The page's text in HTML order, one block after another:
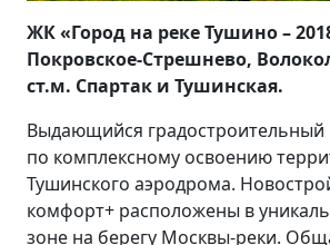
ЖК «Город на реке Тушино –
Покровское-Стрешнево,
ст.м. Спартак и Тушинская.
Выдающийся
по комплексному освоению
Тушинского аэродрома.
комфорт+ расположены в
зоне на берегу Москвы-реки.